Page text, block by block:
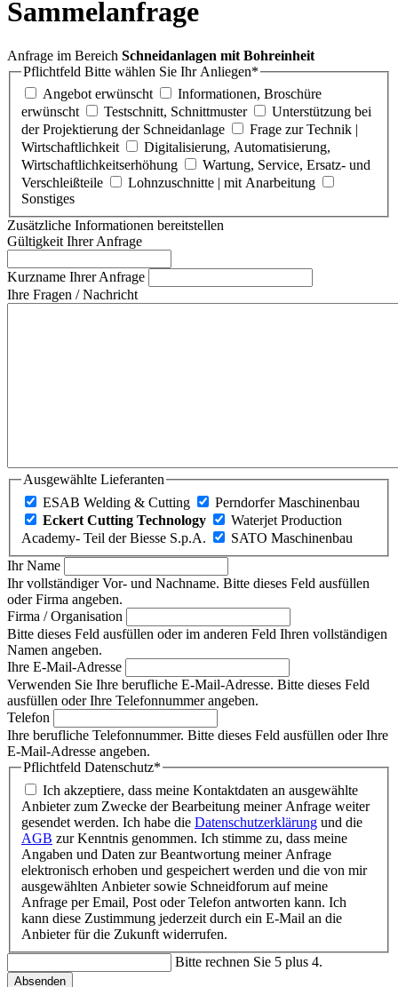
Sammelanfrage
Anfrage im Bereich Schneidanlagen mit Bohreinheit
Pflichtfeld Bitte wählen Sie Ihr Anliegen*
Angebot erwünscht
Informationen, Broschüre
erwünscht
Testschnitt, Schnittmuster
Unterstützung bei
der Projektierung der Schneidanlage
Frage zur Technik |
Wirtschaftlichkeit
Digitalisierung, Automatisierung,
Wirtschaftlichkeitserhöhung
Wartung, Service, Ersatz- und
Verschleißteile
Lohnzuschnitte | mit Anarbeitung
Sonstiges
Zusätzliche Informationen bereitstellen
Gültigkeit Ihrer Anfrage
Kurzname Ihrer Anfrage
Ihre Fragen / Nachricht
Ausgewählte Lieferanten
ESAB Welding & Cutting
Perndorfer Maschinenbau
Eckert Cutting Technology
Waterjet Production
Academy- Teil der Biesse S.p.A.
SATO Maschinenbau
Ihr Name
Ihr vollständiger Vor- und Nachname. Bitte dieses Feld ausfüllen
oder Firma angeben.
Firma / Organisation
Bitte dieses Feld ausfüllen oder im anderen Feld Ihren vollständigen
Namen angeben.
Ihre E-Mail-Adresse
Verwenden Sie Ihre berufliche E-Mail-Adresse. Bitte dieses Feld
ausfüllen oder Ihre Telefonnummer angeben.
Telefon
Ihre berufliche Telefonnummer. Bitte dieses Feld ausfüllen oder Ihre
E-Mail-Adresse angeben.
Pflichtfeld Datenschutz*
Ich akzeptiere, dass meine Kontaktdaten an ausgewählte
Anbieter zum Zwecke der Bearbeitung meiner Anfrage weiter
gesendet werden. Ich habe die Datenschutzerklärung und die
AGB zur Kenntnis genommen. Ich stimme zu, dass meine
Angaben und Daten zur Beantwortung meiner Anfrage
elektronisch erhoben und gespeichert werden und die von mir
ausgewählten Anbieter sowie Schneidforum auf meine
Anfrage per Email, Post oder Telefon antworten kann. Ich
kann diese Zustimmung jederzeit durch ein E-Mail an die
Anbieter für die Zukunft widerrufen.
Bitte rechnen Sie 5 plus 4.
Absenden